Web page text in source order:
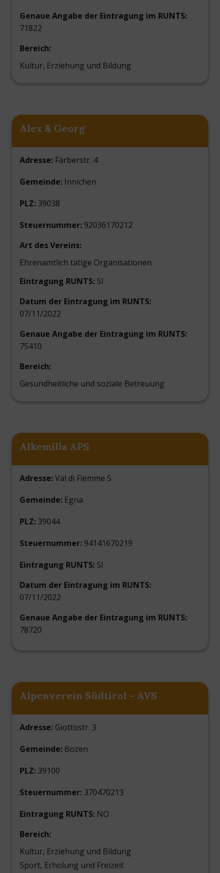
Genaue Angabe der Eintragung im RUNTS:
71822
Bereich:
Kultur, Erziehung und Bildung
Alex & Georg
Adresse: Färberstr. 4
Gemeinde: Innichen
PLZ: 39038
Steuernummer: 92036170212
Art des Vereins:
Ehrenamtlich tätige Organisationen
Eintragung RUNTS: SI
Datum der Eintragung im RUNTS:
07/11/2022
Genaue Angabe der Eintragung im RUNTS:
75410
Bereich:
Gesundheitliche und soziale Betreuung
Alkemilla APS
Adresse:Val di Fiemme 5
Gemeinde: Egna
PLZ: 39044
Steuernummer: 94141670219
Eintragung RUNTS: SI
Datum der Eintragung im RUNTS:
07/11/2022
Genaue Angabe der Eintragung im RUNTS:
78720
Alpenverein Südtirol – AVS
Adresse: Giottostr. 3
Gemeinde: Bozen
PLZ: 39100
Steuernummer: 370470213
Eintragung RUNTS: NO
Bereich:
Kultur, Erziehung und Bildung
Sport, Erholung und Freizeit